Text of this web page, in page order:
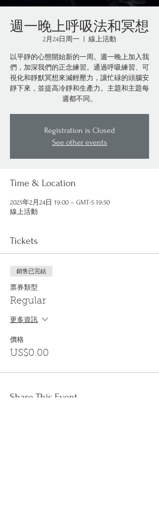
週一晚上呼吸法和冥想
2月24日周一 線上活動
以平靜的心態開始新的一周。週一晚上加入我
們，加深我們的正念練習。通過呼吸練習、可
視化和靜默冥想來減輕壓力，讓忙碌的頭腦安
靜下來，並提高冷靜和生產力。主題和主題每
週都不同。
Registration is Closed
See other events
Time & Location
2025年2月24日 19:00 – GMT-5 19:50
線上活動
Tickets
銷售已完結
票券類型
Regular
更多資訊
價格
US$0.00
Share This Event